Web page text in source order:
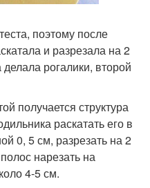
поэтому после
и разрезала на 2
рогалики, второй
получается структура
раскатать его в
0, 5 см, разрезать на 2
нарезать на
4-5 см.